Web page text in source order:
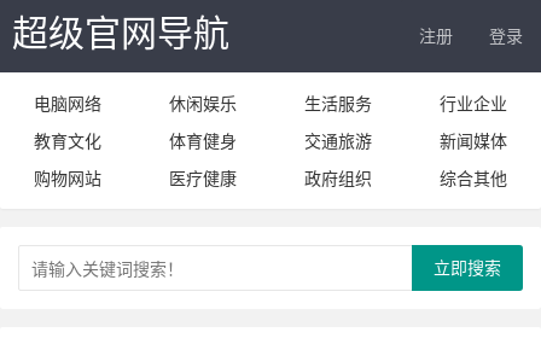
超级官网导航 注册 登录
电脑网络 休闲娱乐 生活服务
行业企业
教育文化
体育健身 交通旅游
新闻媒体
购物网站
医疗健康 政府组织 综合其他
立即搜索